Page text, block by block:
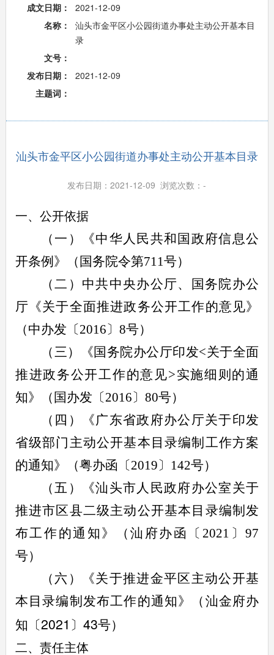
成文日期：
2021-12-09
名称：
汕头市金平区小公园街道办事处主动公开基本目
录
文号：
发布日期：
2021-12-09
主题词：
汕头市金平区小公园街道办事处主动公开基本目录
发布日期：2021-12-09 浏览次数：-
一、公开依据
（一）《中华人民共和国政府信息公
开条例》（国务院令第711号）
（二）中共中央办公厅、国务院办公
厅《关于全面推进政务公开工作的意见》
（中办发〔2016〕 8号）
（三）《国务院办公厅印发<关于全面
推进政务公开工作的意见>实施细则的通
知》（国办发〔2016〕 80号）
（四）《广东省政府办公厅关于印发
省级部门主动公开基本目录编制工作方案
的通知》（粤办函〔2019〕 142号）
（五）《汕头市人民政府办公室关于
推进市区县二级主动公开基本目录编制发
布工作的通知》（汕府办函〔 2021 〕97
号）
（六）《关于推进金平区主动公开基
本目录编制发布工作的通知》（汕金府办
知〔2021 〕 43号）
二、责任主体